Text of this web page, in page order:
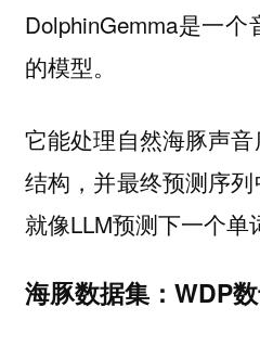
DolphinGemma是一
的模型。
它能处理自然海豚声音
结构，并最终预测序列
就像LLM预测下一个单
海豚数据集：WDP